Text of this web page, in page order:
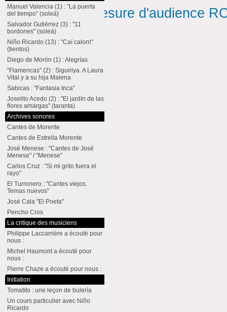
Manuel Valencia (1) : "La puerta
del tiempo" (soleá)
Salvador Gutiérrez (3) : "11
bordones" (soleá)
Niño Ricardo (13) : "Caí calorri"
(tientos)
Diego de Morón (1) : Alegrías
"Flamencas" (2) : Siguiriya. A Laura
Vital y a su hija Malena
Sabicas : "Fantasia Inca"
Joselito Acedo (2) : "El jardín de las
flores amargas" (taranta)
Archives sonores
Cantes de Morente
Cantes de Estrella Morente
José Menese : "Cantes de José
Menese" / "Menese"
Carlos Cruz : "Si mi grito fuera el
rayo"
El Turronero : "Cantes viejos.
Temas nuevos"
José Cala "El Poeta"
Pencho Cros
La critique des musiciens
Philippe Laccarrière a écouté pour
nous :
Michel Haumont a écouté pour
nous :
Pierre Chaze a écouté pour nous :
Initiation
Tomatito : une leçon de bulería
Un cours particulier avec Niño
Ricardo
Mesure d'audience